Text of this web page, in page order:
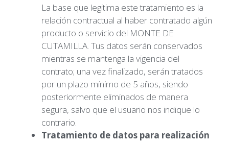
La base que legitima este tratamiento es la
relación contractual al haber contratado algún
producto o servicio del MONTE DE
CUTAMILLA. Tus datos serán conservados
mientras se mantenga la vigencia del
contrato; una vez finalizado, serán tratados
por un plazo mínimo de 5 años, siendo
posteriormente eliminados de manera
segura, salvo que el usuario nos indique lo
contrario.
Tratamiento de datos para realización